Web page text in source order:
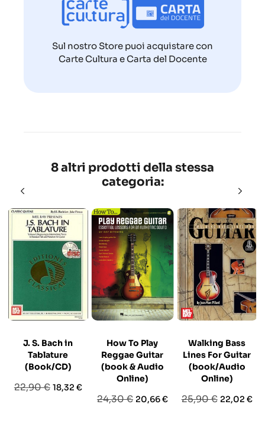
Sul nostro Store puoi acquistare con
Carte Cultura e Carta del Docente
8 altri prodotti della stessa
categoria:
J. S. Bach in
Tablature
(Book/CD)
Prezzo
22,90 € Prezzo
18,32 €
How To Play
Reggae Guitar
(book & Audio
Online)
Prezzo
24,30 € Prezzo
20,66 €
Walking Bass
Lines For Guitar
(book/Audio
Online)
Prezzo
25,90 € Prezzo
22,02 €